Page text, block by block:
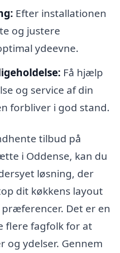
Efter installationen
og justere
ydeevne.
Få hjælp
og service af din
forbliver i god stand.
tilbud på
i Oddense, kan du
løsning, der
dit køkkens layout
Det er en
flere fagfolk for at
og ydelser. Gennem